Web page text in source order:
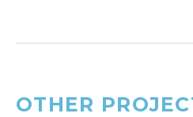
OTHER